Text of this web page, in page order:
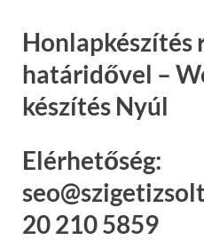
Honlapkészítés
határidővel –
készítés Nyúl
Elérhetőség:
20 210 5859